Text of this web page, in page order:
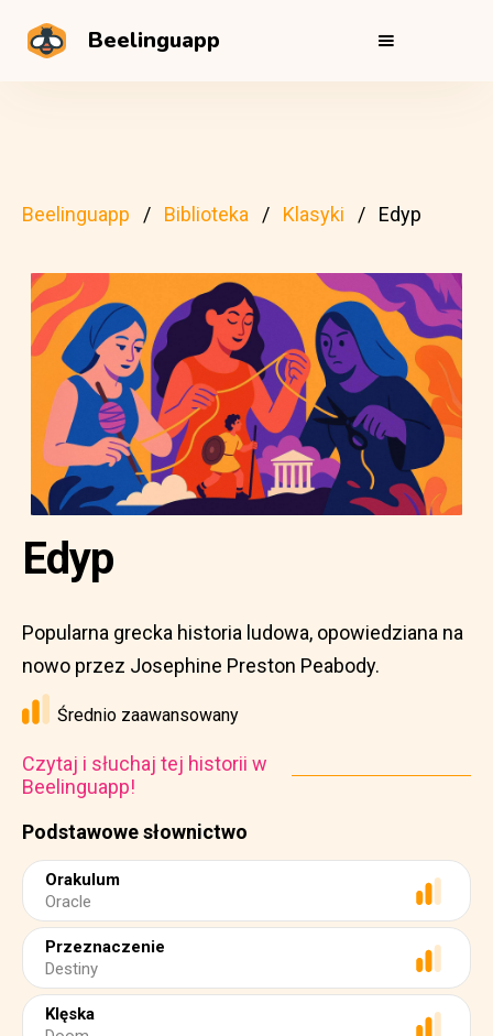
Beelinguapp
Beelinguapp Biblioteka Klasyki Edyp
Podstawowe słownictwo
Orakulum
Oracle
Przeznaczenie
Destiny
Klęska
Edyp
Popularna grecka historia ludowa, opowiedziana na
nowo przez Josephine Preston Peabody.
Średnio zaawansowany
Czytaj i słuchaj tej historii w
Beelinguapp!